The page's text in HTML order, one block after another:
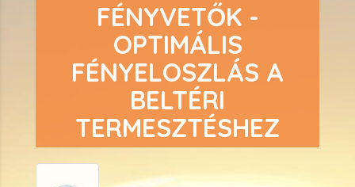
FÉNYVETŐK -
OPTIMÁLIS
FÉNYELOSZLÁS A
BELTÉRI
TERMESZTÉSHEZ